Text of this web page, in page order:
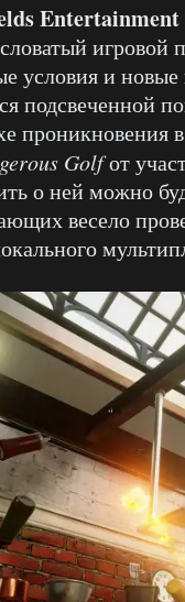
Entertainment
игровой
условия и
подсвеченной
проникновения
Golfот
о ней можно
весело